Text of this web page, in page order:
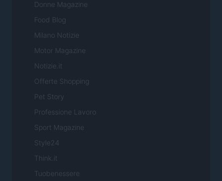
Donne Magazine
Food Blog
Milano Notizie
Motor Magazine
Notizie.it
Offerte Shopping
Pet Story
Professione Lavoro
Sport Magazine
Style24
Think.it
Tuobenessere